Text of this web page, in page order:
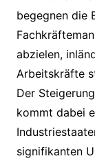
begegnen die
abzielen,
Arbeitskräfte
Der
kommt dabei
signifikanten